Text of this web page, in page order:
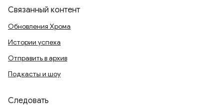
Связанный контент
Обновления Хрома
Истории успеха
Отправить в архив
Подкасты и шоу
Следовать